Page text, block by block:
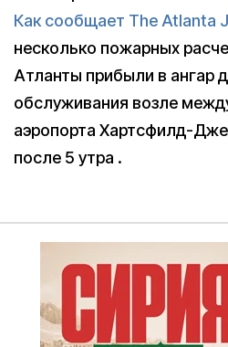
Как сообщает The Atlanta
несколько пожарных
Атланты прибыли в ангар
обслуживания возле
аэропорта Хартсфилд-
после 5 утра .